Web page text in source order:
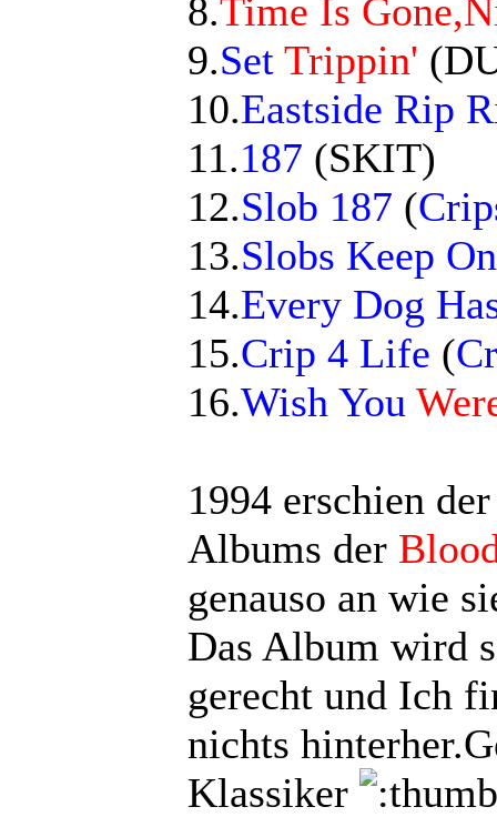
8.Time Is
9.Set Trippin'
10.Eastside Rip
11.187 (SKIT)
12.Slob 187 (
13.Slobs Keep
14.Every Dog
15.Crip 4 Life (
16.Wish You
1994 erschien
Albums der
genauso an wie
Das Album wird
gerecht und Ich
nichts
Klassiker